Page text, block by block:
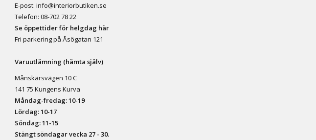
E-post: info@interiorbutiken.se
Telefon: 08-702 78 22
Se öppettider för helgdag här
Fri parkering på Åsögatan 121
Varuutlämning (hämta själv)
Månskärsvägen 10 C
141 75 Kungens Kurva
Måndag-fredag: 10-19
Lördag: 10-17
Söndag: 11-15
Stängt söndagar vecka 27 - 30.